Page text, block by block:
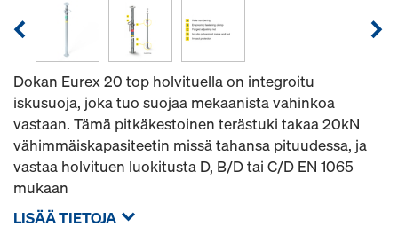
Dokan Eurex 20 top holvituella on integroitu
iskusuoja, joka tuo suojaa mekaanista vahinkoa
vastaan. Tämä pitkäkestoinen terästuki takaa 20kN
vähimmäiskapasiteetin missä tahansa pituudessa, ja
vastaa holvituen luokitusta D, B/D tai C/D EN 1065
mukaan
LISÄÄ TIETOJA